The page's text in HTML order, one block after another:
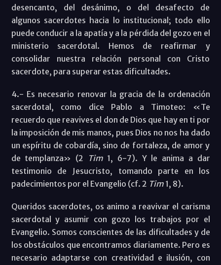
desencanto, del desánimo, o del desafecto de
algunos sacerdotes hacia lo institucional; todo ello
puede conducir a la apatía y a la pérdida del gozo en el
ministerio sacerdotal. Hemos de reafirmar y
consolidar nuestra relación personal con Cristo
sacerdote, para superar estas dificultades.
4.- Es necesario renovar la gracia de la ordenación
sacerdotal, como dice Pablo a Timoteo: «Te
recuerdo que reavives el don de Dios que hay en ti por
la imposición de mis manos, pues Dios no nos ha dado
un espíritu de cobardía, sino de fortaleza, de amor y
de templanza» (2
Tim1, 6-7). Y le anima a dar
testimonio de Jesucristo, tomando parte en los
padecimientos por el Evangelio (cf. 2 Tim 1, 8).
Queridos sacerdotes, os animo a reavivar el carisma
sacerdotal y asumir con gozo los trabajos por el
Evangelio. Somos conscientes de las dificultades y de
los obstáculos que encontramos diariamente. Pero es
necesario adaptarse con creatividad e ilusión, con